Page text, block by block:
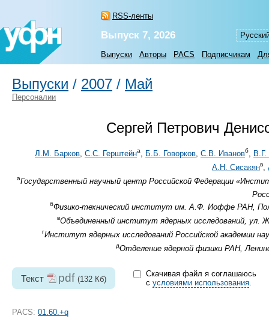
RSS-ленты
Выпуск 7, 2026
Выпуски Авторы PACS Подписчикам
Выпуски / 2007 / Май
Персоналии
Сергей Петрович
Л.М. Барков, С.С. Герштейна, Б.Б. Говорков, С.В. Ивановб,
А.Н. Сисакянв,
аГосударственный научный центр Российской Федерации
бФизико-технический институт им. А.Ф. Иоффе РАН,
вОбъединенный институт ядерных исследований, ул.
гИнститут ядерных исследований Российской академии
дОтделение ядерной физики РАН,
Текст pdf (132 Кб)
Скачивая файл я соглашаюсь
с условиями использования.
PACS: 01.60.+q